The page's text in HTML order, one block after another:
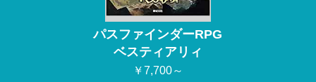
パスファインダーRPG
ベスティアリィ
￥7,700～